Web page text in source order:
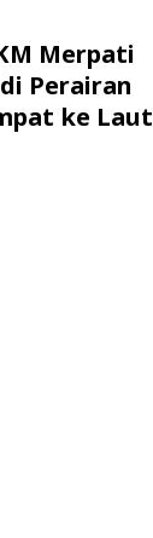
Merpati
Perairan
ke Laut